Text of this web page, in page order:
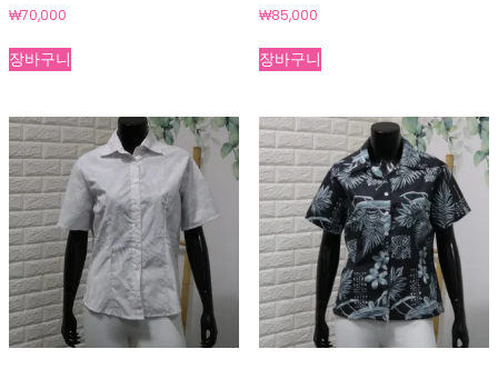
₩70,000
장바구니
₩85,000
장바구니